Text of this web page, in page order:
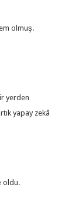
olmuş.
yerden
yapay zekâ
oldu.